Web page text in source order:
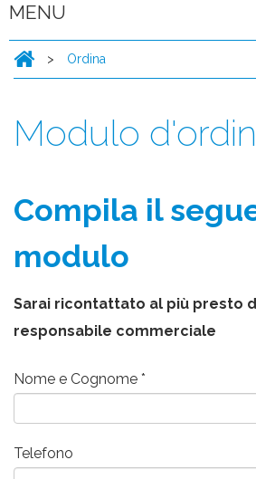
MENU
> Ordina
Modulo
Compila il
modulo
Sarai ricontattato al più presto
responsabile commerciale
Nome e Cognome
Telefono